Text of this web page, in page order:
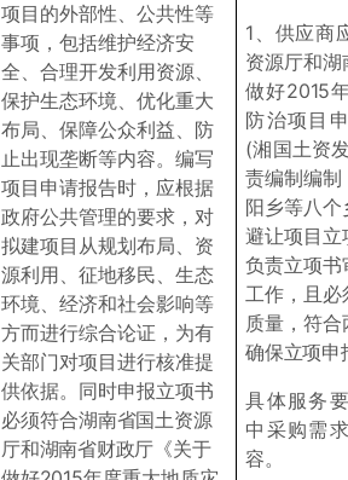
项目的外部性、公共性等
事项，包括维护经济安
全、合理开发利用资源、
保护生态环境、优化重大
布局、保障公众利益、防
止出现垄断等内容。编写
项目申请报告时，应根据
政府公共管理的要求，对
拟建项目从规划布局、资
源利用、征地移民、生态
环境、经济和社会影响等
方而进行综合论证，为有
关部门对项目进行核准提
供依据。同时申报立项书
必须符合湖南省国土资源
厅和湖南省财政厅《关于
1、供应商
资源厅和
做好2015
防治项目
(湘国土资
责编制编
阳乡等八个
避让项目
负责立项书
工作 ，且
质量，符
确保立项申
具体服务
中采购需
容。